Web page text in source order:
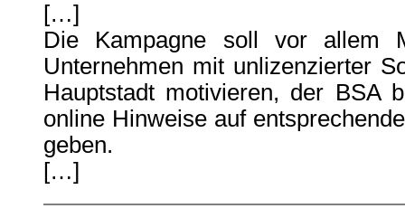
[…]
Die Kampagne soll vor allem
Unternehmen mit unlizenzierter
Hauptstadt motivieren, der BSA
online Hinweise auf
geben.
[…]